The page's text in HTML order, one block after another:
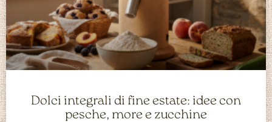
Dolci integrali di fine estate: idee con
pesche, more e zucchine